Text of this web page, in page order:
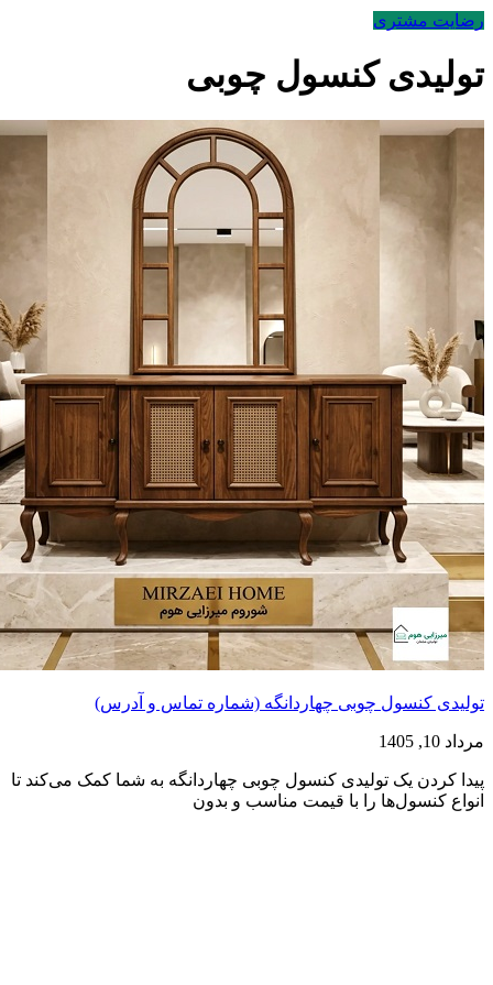
رضایت مشتری
تولیدی کنسول چوبی
تولیدی کنسول چوبی چهاردانگه (شماره تماس و آدرس)
مرداد 10, 1405
پیدا کردن یک تولیدی کنسول چوبی چهاردانگه به شما کمک می‌کند تا
انواع کنسول‌ها را با قیمت مناسب و بدون